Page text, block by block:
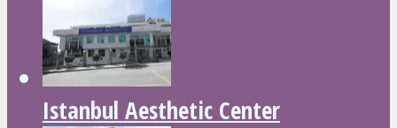
Istanbul Aesthetic Center